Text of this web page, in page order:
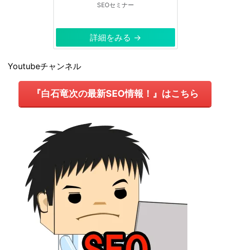
SEOセミナー
詳細をみる →
Youtubeチャンネル
『白石竜次の最新SEO情報！』はこちら